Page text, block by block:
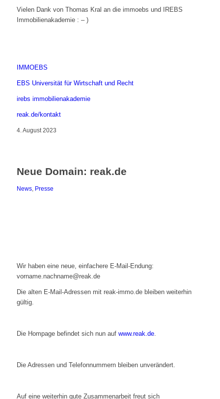
Vielen Dank von Thomas Kral an die immoebs und IREBS
Immobilienakademie : – )
IMMOEBS
EBS Universität für Wirtschaft und Recht
irebs immobilienakademie
reak.de/kontakt
4. August 2023
Neue Domain: reak.de
News, Presse
Wir haben eine neue, einfachere E-Mail-Endung:
vorname.nachname@reak.de
Die alten E-Mail-Adressen mit reak-immo.de bleiben weiterhin
gültig.
Die Hompage befindet sich nun auf www.reak.de.
Die Adressen und Telefonnummern bleiben unverändert.
Auf eine weiterhin gute Zusammenarbeit freut sich